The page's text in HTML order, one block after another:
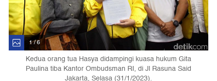
1 / 6
Kedua orang tua Hasya didampingi kuasa hukum Gita
Paulina tiba Kantor Ombudsman RI, di Jl Rasuna Said
Jakarta, Selasa (31/1/2023).